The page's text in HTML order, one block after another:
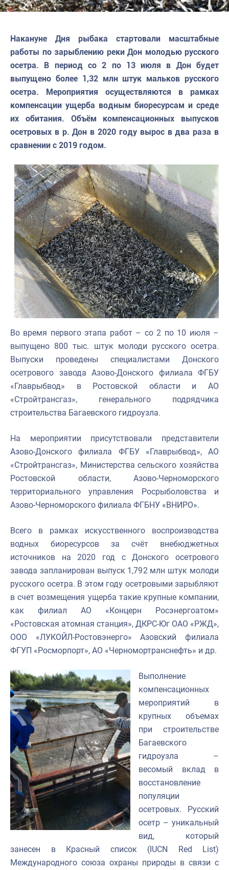
Накануне Дня рыбака стартовали масштабные
работы по зарыблению реки Дон молодью русского
осетра. В период со 2 по 13 июля в Дон будет
выпущено более 1,32 млн штук мальков русского
осетра. Мероприятия осуществляются в рамках
компенсации ущерба водным биоресурсам и среде
их обитания. Объём компенсационных выпусков
осетровых в р. Дон в 2020 году вырос в два раза в
сравнении с 2019 годом.
Во время первого этапа работ – со 2 по 10 июля –
выпущено 800 тыс. штук молоди русского осетра.
Выпуски проведены специалистами Донского
осетрового завода Азово-Донского филиала ФГБУ
«Главрыбвод» в Ростовской области и АО
«Стройтрансгаз», генерального подрядчика
строительства Багаевского гидроузла.
На мероприятии присутствовали представители
Азово-Донского филиала ФГБУ «Главрыбвод», АО
«Стройтрансгаз», Министерства сельского хозяйства
Ростовской области, Азово-Черноморского
территориального управления Росрыболовства и
Азово-Черноморского филиала ФГБНУ «ВНИРО».
Всего в рамках искусственного воспроизводства
водных биоресурсов за счёт внебюджетных
источников на 2020 год с Донского осетрового
завода запланирован выпуск 1,792 млн штук молоди
русского осетра. В этом году осетровыми зарыбляют
в счет возмещения ущерба такие крупные компании,
как филиал АО «Концерн Росэнергоатом»
«Ростовская атомная станция», ДКРС-Юг ОАО «РЖД»,
ООО «ЛУКОЙЛ-Ростовэнерго» Азовский филиала
ФГУП «Росморпорт», АО «Черномортранснефть» и др.
Выполнение
компенсационных
мероприятий в
крупных объемах
при строительстве
Багаевского
гидроузла –
весомый вклад в
восстановление
популяции
осетровых. Русский
осетр – уникальный
вид, который
занесен в Красный список (IUCN Red List)
Международного союза охраны природы в связи с